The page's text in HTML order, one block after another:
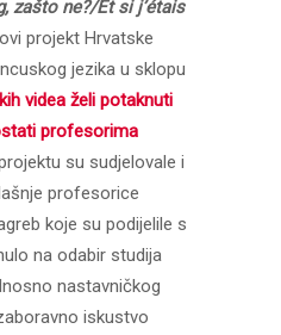
zašto ne?/Et si j’étais
projekt Hrvatske
jezika u sklopu
videa želi potaknuti
profesorima
su sudjelovale i
profesorice
koje su podijelile s
na odabir studija
nastavničkog
iskustvo